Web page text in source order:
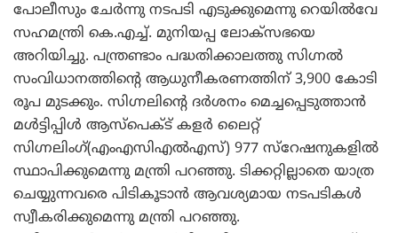
പോലീസും ചേര്‍ന്നു നടപടി എടുക്കുമെന്നു റെയില്‍വേ
സഹമന്ത്രി കെ.എച്ച്. മുനിയപ്പ ലോക്സഭയെ
അറിയിച്ചു. പന്ത്രണ്ടാം പദ്ധതിക്കാലത്തു സിഗ്നല്‍
സംവിധാനത്തിന്റെ ആധുനീകരണത്തിന് 3,900 കോടി
രൂപ മുടക്കും. സിഗ്നലിന്റെ ദര്‍ശനം മെച്ചപ്പെടുത്താന്‍
മള്‍ട്ടിപ്പിള്‍ ആസ്പെക്ട് കളര്‍ ലൈറ്റ്
സിഗ്നലിംഗ്(എംഎസിഎല്‍എസ്) 977 സ്റേഷനുകളില്‍
സ്ഥാപിക്കുമെന്നു മന്ത്രി പറഞ്ഞു. ടിക്കറ്റില്ലാതെ യാത്ര
ചെയ്യുന്നവരെ പിടികൂടാന്‍ ആവശ്യമായ നടപടികള്‍
സ്വീകരിക്കുമെന്നു മന്ത്രി പറഞ്ഞു.